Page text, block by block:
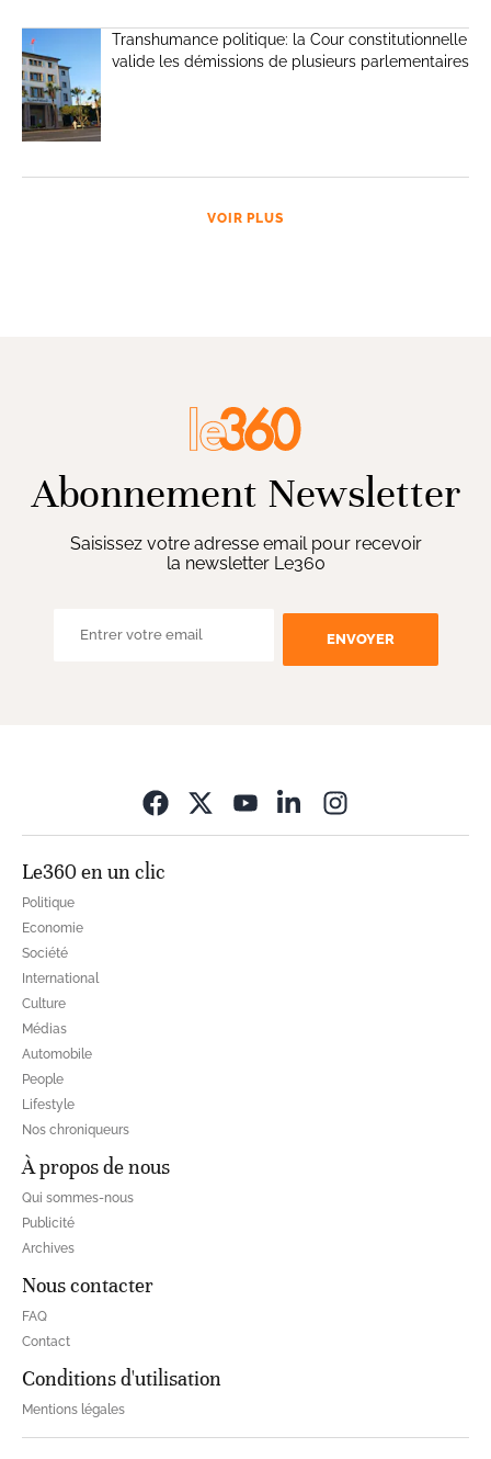
Transhumance politique: la Cour constitutionnelle
valide les démissions de plusieurs parlementaires
VOIR PLUS
Abonnement Newsletter
Saisissez votre adresse email pour recevoir
la newsletter Le360
ENVOYER
Le360 en un clic
Politique
Economie
Société
International
Culture
Médias
Automobile
People
Lifestyle
Nos chroniqueurs
À propos de nous
Qui sommes-nous
Publicité
Archives
Nous contacter
FAQ
Contact
Conditions d'utilisation
Mentions légales